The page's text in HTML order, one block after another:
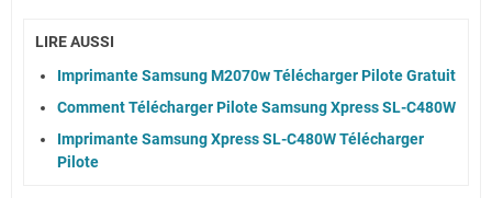
LIRE AUSSI
Imprimante Samsung M2070w Télécharger Pilote Gratuit
Comment Télécharger Pilote Samsung Xpress SL-C480W
Imprimante Samsung Xpress SL-C480W Télécharger
Pilote